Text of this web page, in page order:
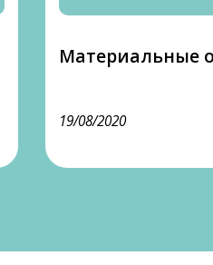
Материальные
19/08/2020